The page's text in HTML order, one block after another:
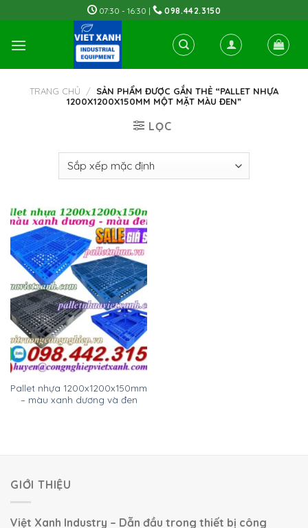
to
content
07:30 - 16:30 | 098.442.3150
TRANG CHỦ / SẢN PHẨM ĐƯỢC GẮN THẺ “PALLET NHỰA
1200X1200X150MM MỘT MẶT MÀU ĐEN”
LỌC
Pallet nhựa 1200x1200x150mm
– màu xanh dương và đen
GIỚI THIỆU
Việt Xanh Industry – Dẫn đầu trong thiết bị công